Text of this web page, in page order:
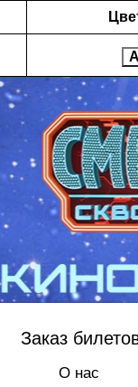
Заказ
О нас